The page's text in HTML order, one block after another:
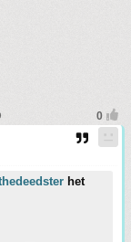
het